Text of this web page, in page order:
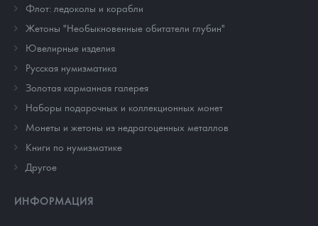
Флот: ледоколы и корабли
Жетоны "Необыкновенные обитатели глубин"
Ювелирные изделия
Русская нумизматика
Золотая карманная галерея
Наборы подарочных и коллекционных монет
Монеты и жетоны из недрагоценных металлов
Книги по нумизматике
Другое
ИНФОРМАЦИЯ